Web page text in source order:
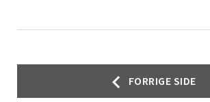
Innleggsnavigasjon
FORRIGE SIDE